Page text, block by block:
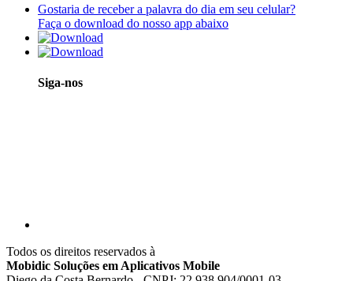
Gostaria de receber a palavra do dia em seu celular?
Faça o download do nosso app abaixo
Siga-nos
Todos os direitos reservados à
Mobidic Soluções em Aplicativos Mobile